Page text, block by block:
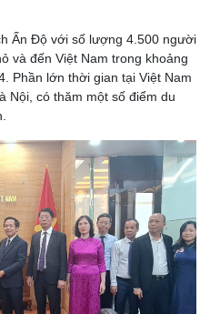
Ấn Độ với số lượng 4.500 người
và đến Việt Nam trong khoảng
Phần lớn thời gian tại Việt Nam
Nội, có thăm một số điểm du